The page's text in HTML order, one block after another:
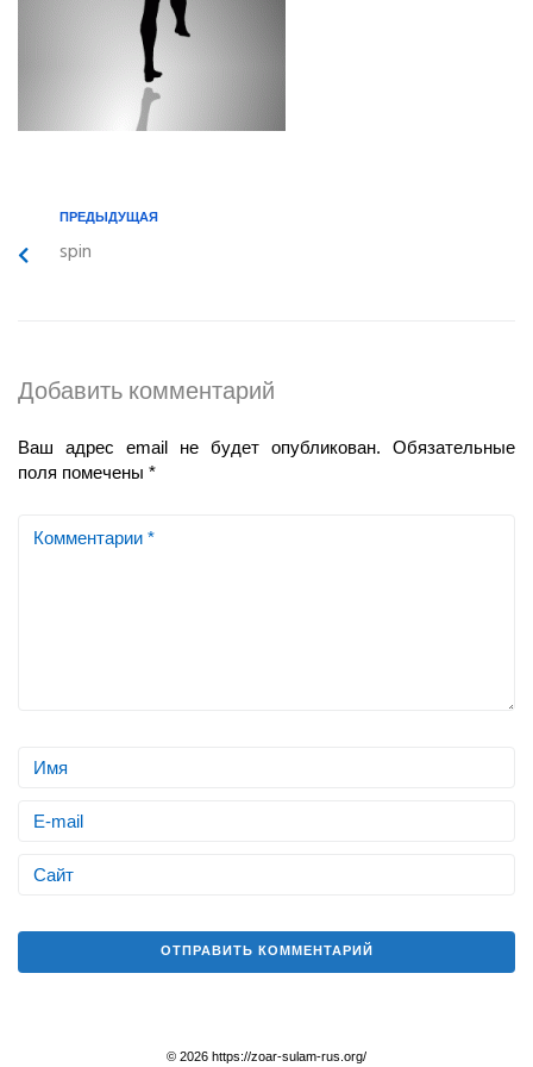
ПРЕДЫДУЩАЯ
spin
Добавить комментарий
Ваш адрес email не будет опубликован.
Обязательные
поля помечены *
© 2026 https://zoar-sulam-rus.org/